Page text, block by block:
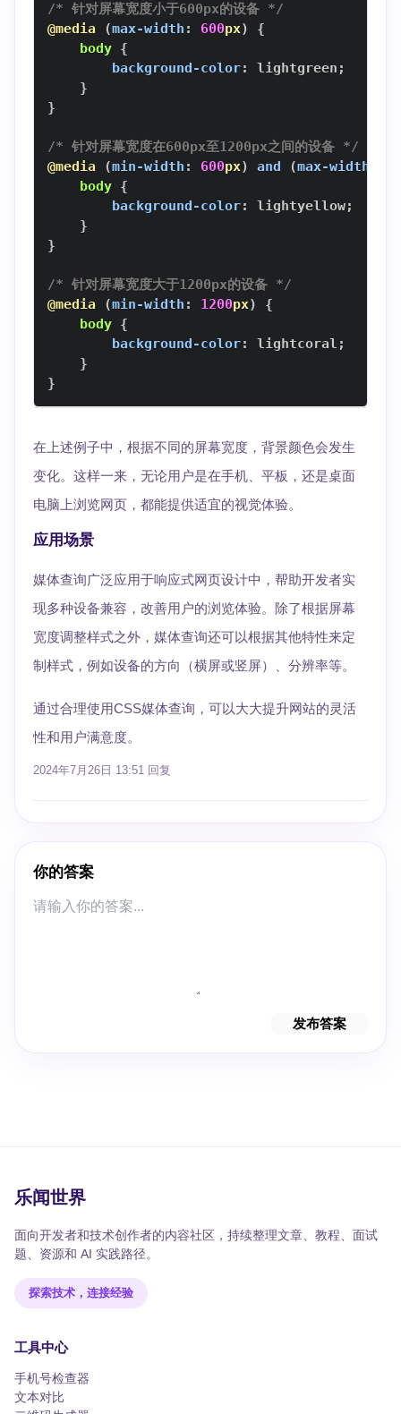
/* 针对屏幕宽度小于600px的设备 */
@media
(max-width : 600px)
{
body {
background-color: lightgreen ;
}
}
/* 针对屏幕宽度在600px至1200px之间的设备 */
@media
(min-width : 600px) and (max-width
body {
background-color: lightyellow;
}
}
/* 针对屏幕宽度大于1200px的设备 */
@media
(min-width : 1200px)
{
body {
background-color: lightcoral ;
}
}
在上述例子中，根据不同的屏幕宽度，背景颜色会发生
变化。这样一来，无论用户是在手机、平板，还是桌面
电脑上浏览网页，都能提供适宜的视觉体验。
应用场景
媒体查询广泛应用于响应式网页设计中，帮助开发者实
现多种设备兼容，改善用户的浏览体验。除了根据屏幕
宽度调整样式之外，媒体查询还可以根据其他特性来定
制样式，例如设备的方向（横屏或竖屏）、分辨率等。
通过合理使用CSS媒体查询，可以大大提升网站的灵活
性和用户满意度。
2024年7月26日 13:51 回复
你的答案
发布答案
乐闻世界
面向开发者和技术创作者的内容社区，持续整理文章、教程、面试
题、资源和 AI 实践路径。
探索技术，连接经验
工具中心
手机号检查器
文本对比